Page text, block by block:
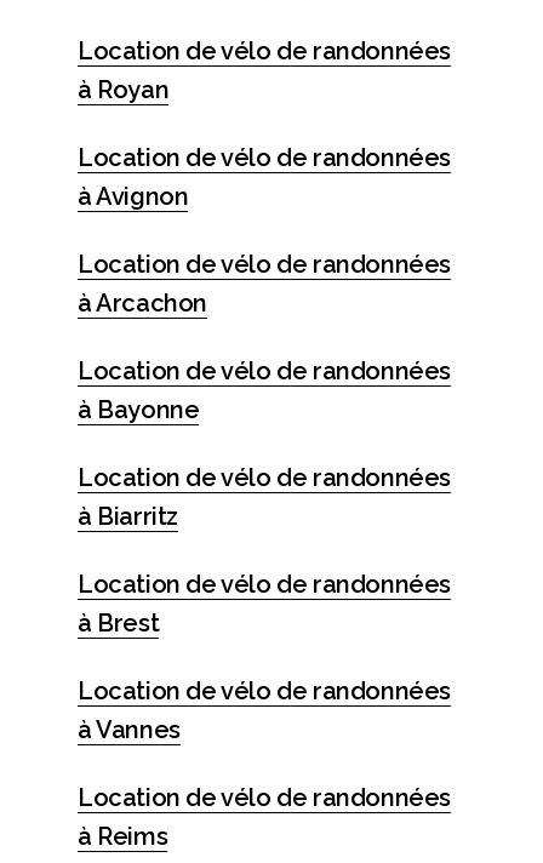
Location de vélo de randonnées
à Royan
Location de vélo de randonnées
à Avignon
Location de vélo de randonnées
à Arcachon
Location de vélo de randonnées
à Bayonne
Location de vélo de randonnées
à Biarritz
Location de vélo de randonnées
à Brest
Location de vélo de randonnées
à Vannes
Location de vélo de randonnées
à Reims